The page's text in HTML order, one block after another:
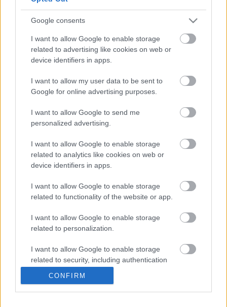
Google consents
I want to allow Google to enable storage
related to advertising like cookies on web or
device identifiers in apps.
I want to allow my user data to be sent to
Google for online advertising purposes.
I want to allow Google to send me
personalized advertising.
I want to allow Google to enable storage
related to analytics like cookies on web or
device identifiers in apps.
I want to allow Google to enable storage
related to functionality of the website or app.
I want to allow Google to enable storage
related to personalization.
I want to allow Google to enable storage
related to security, including authentication
functionality and fraud prevention, and other
CONFIRM
CÍMKÉK: #LÉGIÓSOK #VIDEÓ
#MOCSI ATTILA
#RIZESPOR
Autópiac
Ford Puma
Szín:
Üzemanyag: Benzin
7 700 000 Ft
Mg Zs
10 549 000 Ft